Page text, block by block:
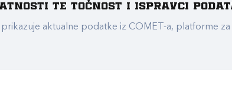
te točnost i ispravci
prikazuje aktualne podatke iz COMET-a, platforme